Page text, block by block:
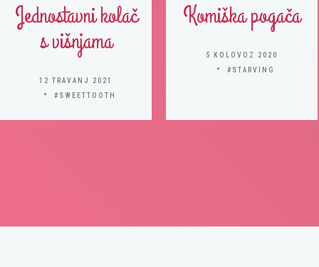
Jednostavni kolač
s višnjama
12 TRAVANJ 2021
#SWEETTOOTH
Komiška pogača
5 KOLOVOZ 2020
#STARVING